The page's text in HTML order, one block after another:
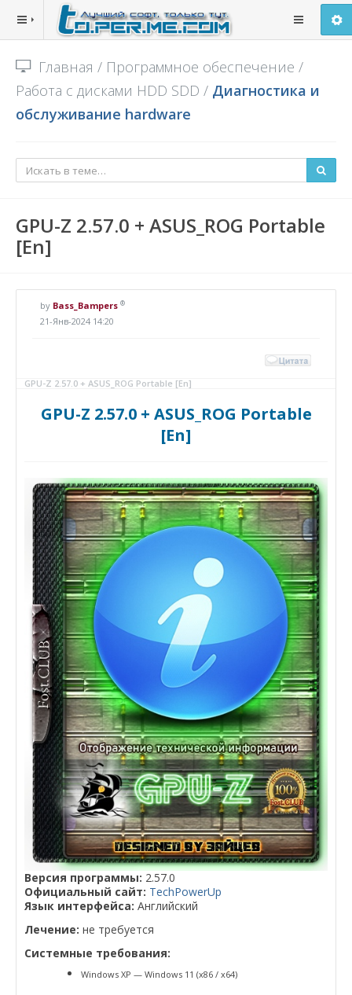
Главная / Программное обеспечение /
Работа с дисками HDD SDD / Диагностика и
обслуживание hardware
GPU-Z 2.57.0 + ASUS_ROG Portable
[En]
by Bass_Bampers ®
21-Янв-2024 14:20
GPU-Z 2.57.0 + ASUS_ROG Portable [En]
GPU-Z 2.57.0 + ASUS_ROG Portable
[En]
Версия программы: 2.57.0
Официальный сайт: TechPowerUp
Язык интерфейса: Английский
Лечение: не требуется
Системные требования:
Windows XP — Windows 11 (x86 / x64)